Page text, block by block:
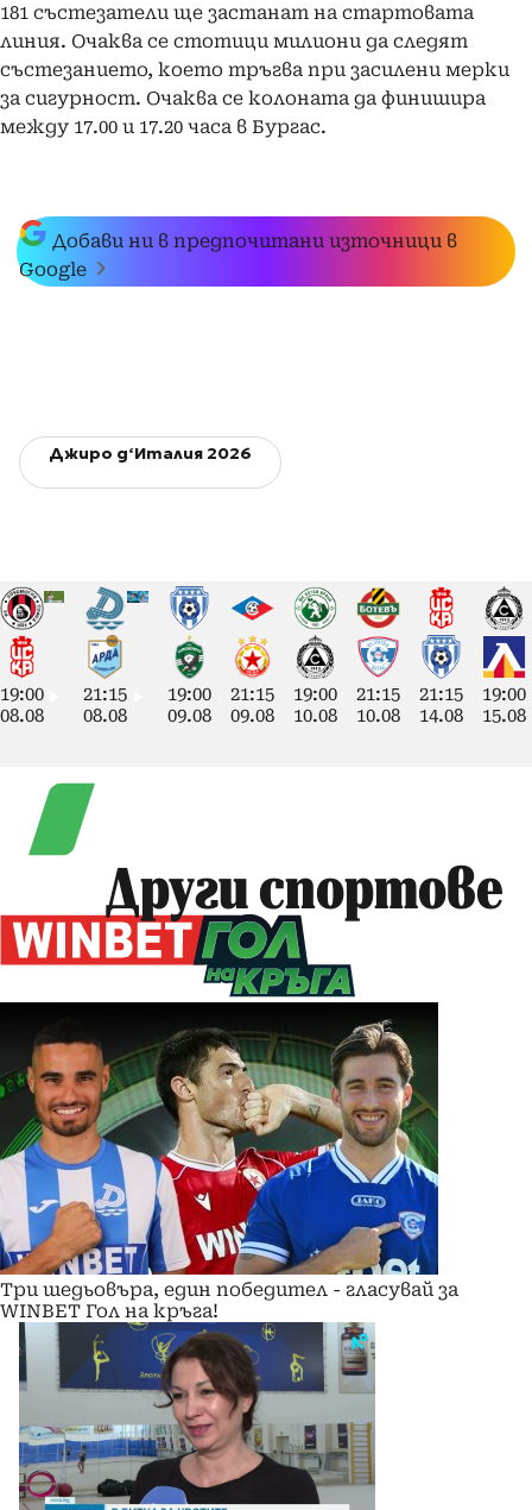
181 състезатели ще застанат на стартовата
линия. Очаква се стотици милиони да следят
състезанието, което тръгва при засилени мерки
за сигурност. Очаква се колоната да финишира
между 17.00 и 17.20 часа в Бургас.
Добави ни в предпочитани източници в
Google
Джиро д‘Италия 2026
19:00
08.08
21:15
08.08
19:00
09.08
21:15
09.08
19:00
10.08
21:15
10.08
21:15
14.08
19:00
15.08
Други спортове
Три шедьовъра, един победител - гласувай за
WINBET Гол на кръга!